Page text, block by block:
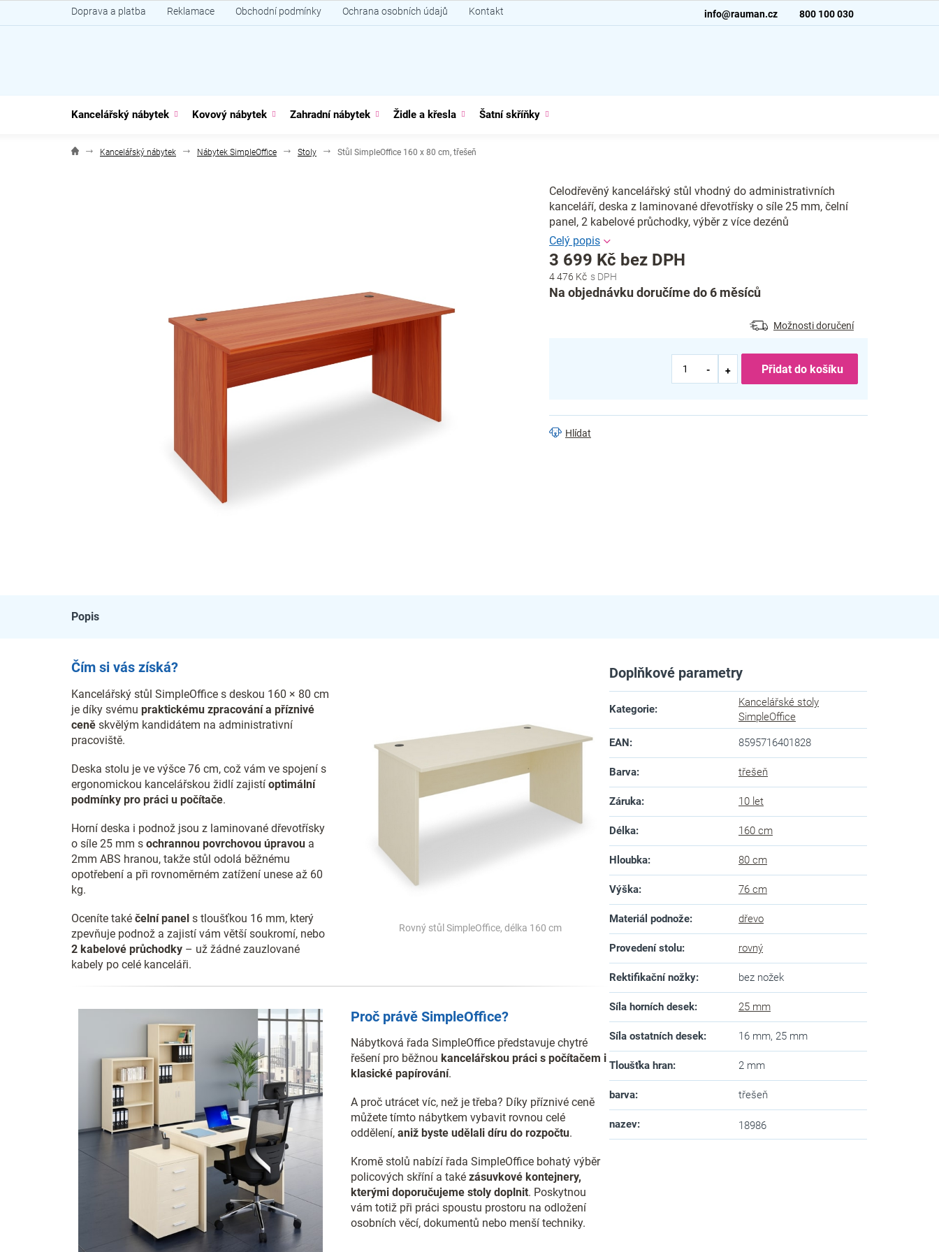
na
800 100 030
info@rauman.cz
Doprava a platba Reklamace Obchodní podmínky Ochrana osobních údajů Kontakt
Kancelářský nábytek Kovový nábytek Zahradní nábytek Židle a křesla Šatní skříňky
Kancelářský nábytek Nábytek SimpleOffice Stoly Stůl SimpleOffice 160 x 80 cm, třešeň
4 476 Kč
3 699 Kč bez DPH
Měrná
cena:
Na objednávku doručíme do 6 měsíců
Možnosti doručení
Přidat do košíku
Celodřevěný kancelářský stůl vhodný do administrativních
kanceláří, deska z laminované dřevotřísky o síle 25 mm, čelní
panel, 2 kabelové průchodky, výběr z více dezénů
Hlídat
Popis
Čím si vás získá?
Kancelářský stůl SimpleOffice s deskou 160 × 80 cm
je díky svému praktickému zpracování a příznivé
ceně skvělým kandidátem na administrativní
pracoviště.
Deska stolu je ve výšce 76 cm, což vám ve spojení s
ergonomickou kancelářskou židlí zajistí optimální
podmínky pro práci u počítače.
Horní deska i podnož jsou z laminované dřevotřísky
o síle 25 mm s ochrannou povrchovou úpravou a
2mm ABS hranou, takže stůl odolá běžnému
opotřebení a při rovnoměrném zatížení unese až 60
kg.
Oceníte také čelní panel s tloušťkou 16 mm, který
zpevňuje podnož a zajistí vám větší soukromí, nebo
2 kabelové průchodky – už žádné zauzlované
kabely po celé kanceláři.
Rovný stůl SimpleOffice, délka 160 cm
Proč právě SimpleOffice?
Nábytková řada SimpleOffice představuje chytré
řešení pro běžnou kancelářskou práci s počítačem i
klasické papírování.
A proč utrácet víc, než je třeba? Díky příznivé ceně
můžete tímto nábytkem vybavit rovnou celé
oddělení,aniž byste udělali díru do rozpočtu.
Kromě stolů nabízí řada SimpleOffice bohatý výběr
policových skříní a takézásuvkové kontejnery,
kterými doporučujeme stoly doplnit. Poskytnou
vám totiž při práci spoustu prostoru na odložení
osobních věcí, dokumentů nebo menší techniky.
Doplňkové parametry
Kategorie:
Kancelářské stoly
SimpleOffice
EAN: 8595716401828
Barva: třešeň
Záruka: 10 let
Délka: 160 cm
Hloubka: 80 cm
Výška: 76 cm
Materiál podnože: dřevo
Provedení stolu: rovný
Rektifikační nožky: bez nožek
Síla horních desek: 25 mm
Síla ostatních desek: 16 mm, 25 mm
Tloušťka hran: 2 mm
barva: třešeň
nazev: 18986